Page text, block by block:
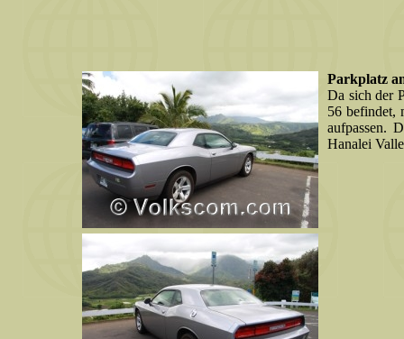
Parkplatz
Da sich der
56 befindet,
aufpassen.
Hanalei